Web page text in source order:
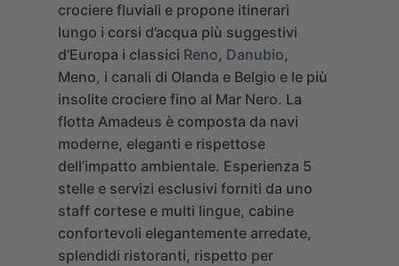
crociere fluviali e propone itinerari
lungo i corsi d’acqua più suggestivi
d’Europa i classici Reno, Danubio,
Meno, i canali di Olanda e Belgio e le più
insolite crociere fino al Mar Nero. La
flotta Amadeus è composta da navi
moderne, eleganti e rispettose
dell’impatto ambientale. Esperienza 5
stelle e servizi esclusivi forniti da uno
staff cortese e multi lingue, cabine
confortevoli elegantemente arredate,
splendidi ristoranti, rispetto per